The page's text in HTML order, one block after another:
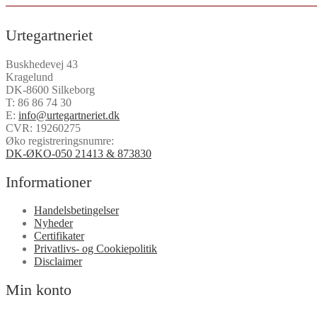
Urtegartneriet
Buskhedevej 43
Kragelund
DK-8600 Silkeborg
T: 86 86 74 30
E: info@urtegartneriet.dk
CVR: 19260275
Øko registreringsnumre:
DK-ØKO-050 21413 & 873830
Informationer
Handelsbetingelser
Nyheder
Certifikater
Privatlivs- og Cookiepolitik
Disclaimer
Min konto